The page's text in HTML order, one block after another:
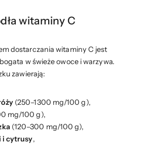
witaminy C
dostarczania witaminy C jest
w świeże owoce i warzywa.
zawierają:
(250–1300 mg/100 g),
mg/100 g),
(120–300 mg/100 g),
i cytrusy,